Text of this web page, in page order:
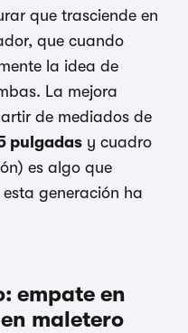
que trasciende en
que cuando
la idea de
La mejora
de mediados de
pulgadas y cuadro
es algo que
generación ha
empate en
maletero